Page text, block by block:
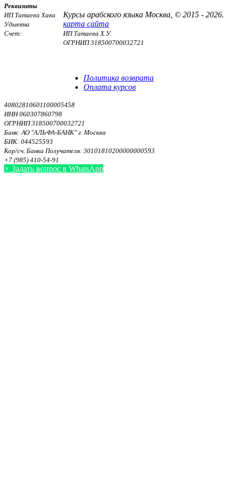
Курсы арабского языка Москва, © 2015 - 2026.
карта сайта
ИП Татаева Х.У.
ОГРНИП 318500700032721
Политика возврата
Оплата курсов
Реквизиты
ИП Татаева Хава
Удыевна
Счет:
40802810601100005458
ИНН 060307860798
ОГРНИП 318500700032721
Банк: АО "АЛЬФА-БАНК" г. Москва
БИК: 044525593
Кор/сч. Банка Получателя: 30101810200000000593
+7 (985) 410-54-91
× Задать вопрос в WhatsApp